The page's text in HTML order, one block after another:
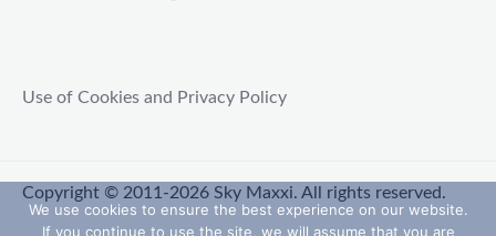
Use of Cookies and Privacy Policy
Copyright © 2011-2026 Sky Maxxi. All rights reserved.
We use cookies to ensure the best experience on our website.
If you continue to use the site, we will assume that you are